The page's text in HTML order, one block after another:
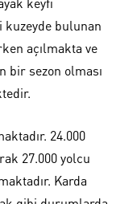
kuzeyde bulunan
açılmakta ve
bir sezon olması
24.000
27.000 yolcu
Karda